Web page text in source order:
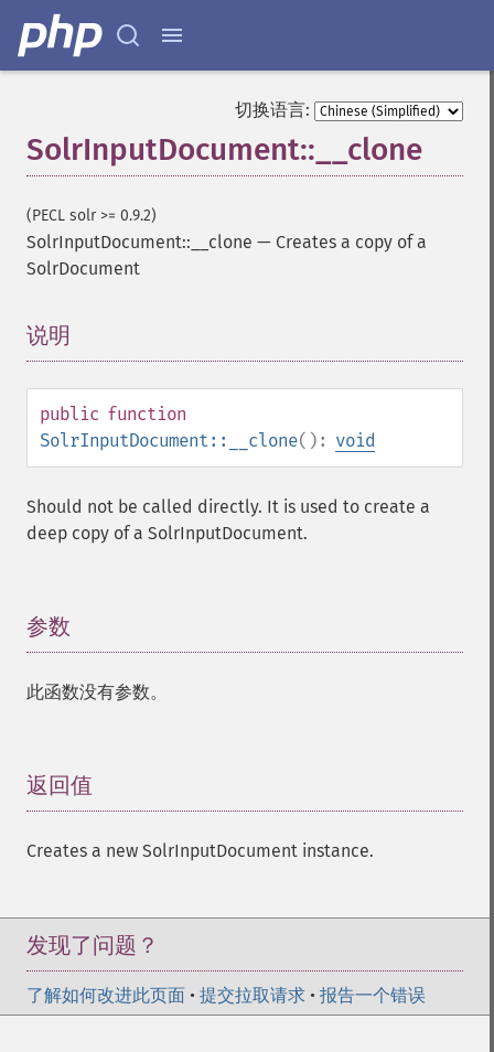
切换语言:
SolrInputDocument::__clone
(PECL solr >= 0.9.2)
SolrInputDocument::__clone — Creates a copy of a
SolrDocument
说明
public function
SolrInputDocument::__clone(): void
Should not be called directly. It is used to create a
deep copy of a SolrInputDocument.
参数
此函数没有参数。
返回值
Creates a new SolrInputDocument instance.
发现了问题？
了解如何改进此页面 • 提交拉取请求 • 报告一个错误